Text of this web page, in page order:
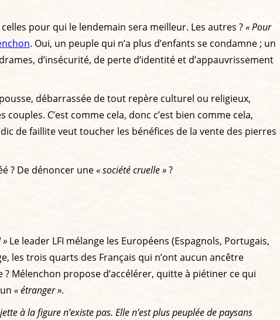
celles pour qui le lendemain sera meilleur. Les autres ?« Pour
. Oui, un peuple qui n’a plus d’enfants se condamne ; un
d’insécurité, de perte d’identité et d’appauvrissement
débarrassée de tout repère culturel ou religieux,
C’est comme cela, donc c’est bien comme cela,
de faillite veut toucher les bénéfices de la vente des pierres
? De dénoncer une« société cruelle »?
Le leader LFI mélange les Européens (Espagnols, Portugais,
les trois quarts des Français qui n’ont aucun ancêtre
Mélenchon propose d’accélérer, quitte à piétiner ce qui
« étranger ».
à la figure n’existe pas. Elle n’est plus peuplée de paysans